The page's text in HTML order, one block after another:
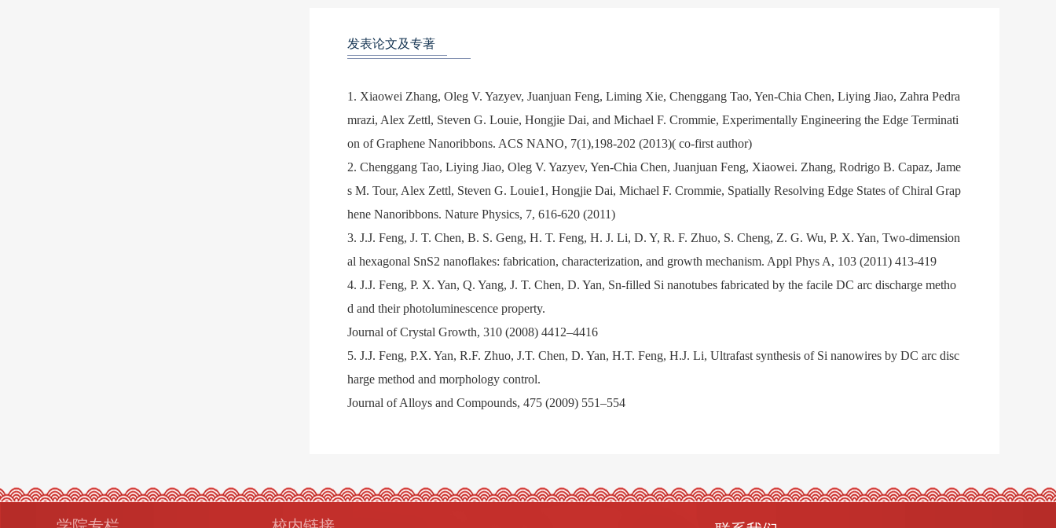
发表论文及专著
1. Xiaowei Zhang, Oleg V. Yazyev, Juanjuan Feng, Liming Xie, Chenggang Tao, Yen-Chia Chen, Liying Jiao, Zahra Pedra
mrazi, Alex Zettl, Steven G. Louie, Hongjie Dai, and Michael F. Crommie, Experimentally Engineering the Edge Terminati
on of Graphene Nanoribbons. ACS NANO, 7(1),198-202 (2013)( co-first author)
2. Chenggang Tao, Liying Jiao, Oleg V. Yazyev, Yen-Chia Chen, Juanjuan Feng, Xiaowei. Zhang, Rodrigo B. Capaz, Jame
s M. Tour, Alex Zettl, Steven G. Louie1, Hongjie Dai, Michael F. Crommie, Spatially Resolving Edge States of Chiral Grap
hene Nanoribbons. Nature Physics, 7, 616-620 (2011)
3. J.J. Feng, J. T. Chen, B. S. Geng, H. T. Feng, H. J. Li, D. Y, R. F. Zhuo, S. Cheng, Z. G. Wu, P. X. Yan, Two-dimension
al hexagonal SnS2 nanoflakes: fabrication, characterization, and growth mechanism. Appl Phys A, 103 (2011) 413-419
4. J.J. Feng, P. X. Yan, Q. Yang, J. T. Chen, D. Yan, Sn-filled Si nanotubes fabricated by the facile DC arc discharge metho
d and their photoluminescence property.
Journal of Crystal Growth, 310 (2008) 4412–4416
5. J.J. Feng, P.X. Yan, R.F. Zhuo, J.T. Chen, D. Yan, H.T. Feng, H.J. Li, Ultrafast synthesis of Si nanowires by DC arc disc
harge method and morphology control.
Journal of Alloys and Compounds, 475 (2009) 551–554